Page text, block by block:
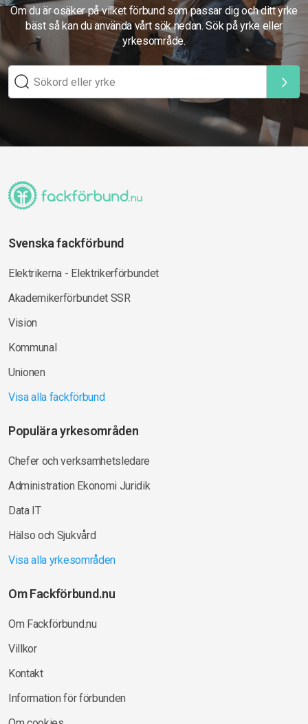
Om du är osäker på vilket förbund som passar dig och ditt yrke
bäst så kan du använda vårt sök nedan. Sök på yrke eller
yrkesområde.
Svenska fackförbund
Elektrikerna - Elektrikerförbundet
Akademikerförbundet SSR
Vision
Kommunal
Unionen
Visa alla fackförbund
Populära yrkesområden
Chefer och verksamhetsledare
Administration Ekonomi Juridik
Data IT
Hälso och Sjukvård
Visa alla yrkesområden
Om Fackförbund.nu
Om Fackförbund.nu
Villkor
Kontakt
Information för förbunden